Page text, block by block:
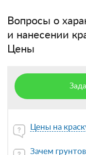
Вопросы о
и нанесении
Цены
Цены на
Зачем